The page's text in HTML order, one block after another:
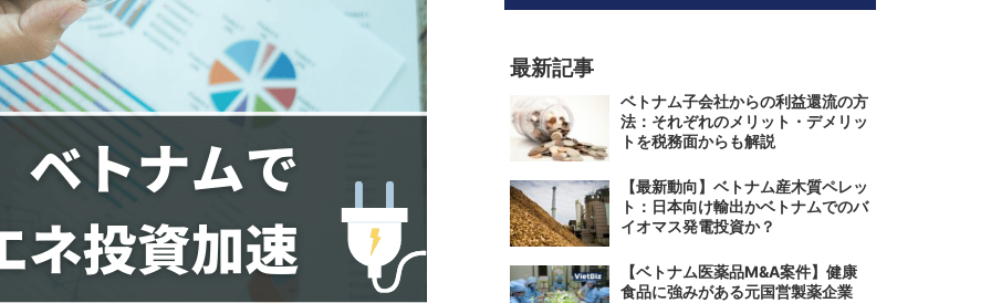
政治
ベトナム業界地図
最新記事
ベトナム子会社からの利益還流の方
法：それぞれのメリット・デメリッ
トを税務面からも解説
【最新動向】ベトナム産木質ペレッ
ト：日本向け輸出かベトナムでのバ
イオマス発電投資か？
【ベトナム医薬品M&A案件】健康
食品に強みがある元国営製薬企業